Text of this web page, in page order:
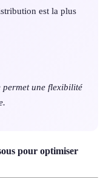
est la plus
une flexibilité
pour optimiser